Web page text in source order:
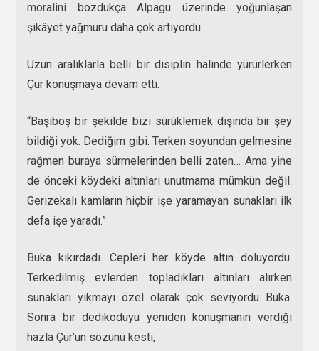
moralini bozdukça Alpagu üzerinde yoğunlaşan
şikâyet yağmuru daha çok artıyordu.
Uzun aralıklarla belli bir disiplin halinde yürürlerken
Çur konuşmaya devam etti.
“Başıboş bir şekilde bizi sürüklemek dışında bir şey
bildiği yok. Dediğim gibi. Terken soyundan gelmesine
rağmen buraya sürmelerinden belli zaten… Ama yine
de önceki köydeki altınları unutmama mümkün değil.
Gerizekalı kamların hiçbir işe yaramayan sunakları ilk
defa işe yaradı.”
Buka kıkırdadı. Cepleri her köyde altın doluyordu.
Terkedilmiş evlerden topladıkları altınları alırken
sunakları yıkmayı özel olarak çok seviyordu Buka.
Sonra bir dedikoduyu yeniden konuşmanın verdiği
hazla Çur’un sözünü kesti,